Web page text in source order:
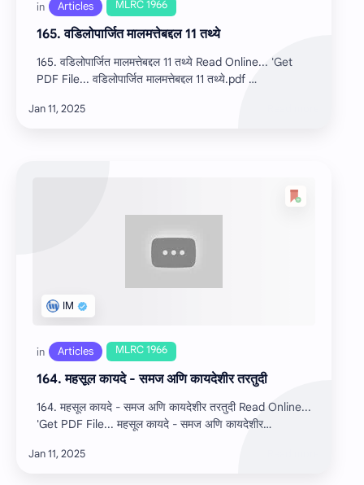
165. वडिलोपार्जित मालमत्तेबद्दल 11 तथ्ये
165. वडिलोपार्जित मालमत्तेबद्दल 11 तथ्ये Read Online... 'Get
PDF File... वडिलोपार्जित मालमत्तेबद्दल 11 तथ्ये.pdf …
164. महसूल कायदे - समज अणि कायदेशीर तरतुदी
164. महसूल कायदे - समज अणि कायदेशीर तरतुदी Read Online...
'Get PDF File... महसूल कायदे - समज अणि कायदेशीर